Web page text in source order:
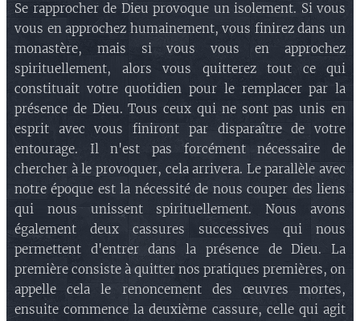
Se rapprocher de Dieu provoque un isolement. Si vous
vous en approchez humainement, vous finirez dans un
monastère, mais si vous vous en approchez
spirituellement, alors vous quitterez tout ce qui
constituait votre quotidien pour le remplacer par la
présence de Dieu. Tous ceux qui ne sont pas unis en
esprit avec vous finiront par disparaître de votre
entourage. Il n'est pas forcément nécessaire de
chercher à le provoquer, cela arrivera. Le parallèle avec
notre époque est la nécessité de nous couper des liens
qui nous unissent spirituellement. Nous avons
également deux cassures successives qui nous
permettent d'entrer dans la présence de Dieu. La
première consiste à quitter nos pratiques premières, on
appelle cela le renoncement des œuvres mortes,
ensuite commence la deuxième cassure, celle qui agit